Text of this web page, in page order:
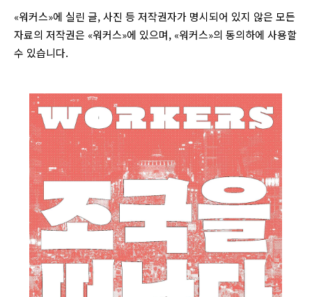
«워커스»에 실린 글, 사진 등 저작권자가 명시되어 있지 않은 모든
자료의 저작권은 «워커스»에 있으며, «워커스»의 동의하에 사용할
수 있습니다.